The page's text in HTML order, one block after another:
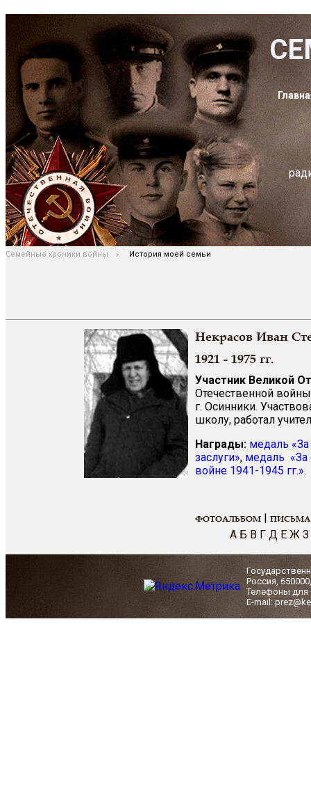
Семейные хроники войны История моей семьи
Некрасов Иван
1921 - 1975 гг.
Участник Великой
Отечественной
г. Осинники.
школу, работал
Награды: медаль «
заслуги», медаль «За
войне 1941-1945 гг.».
ФОТОАЛЬБОМ | ПИСЬМА
А Б В Г Д Е Ж З
Россия,
Телефоны для
E-mail: